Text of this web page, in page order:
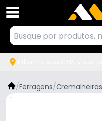
/Ferragens/Cremalheiras